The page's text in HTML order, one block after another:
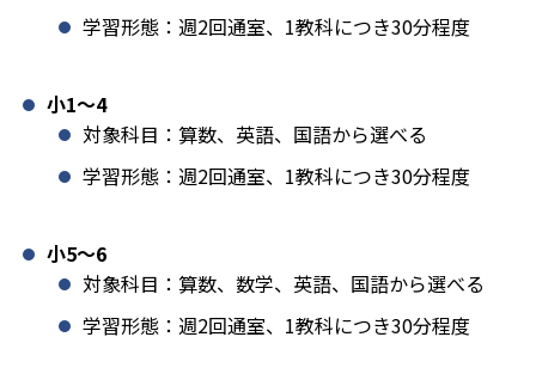
学習形態：週2回通室、1教科につき30分程度
小1️〜4
対象科目：算数、英語、国語から選べる
学習形態：週2回通室、1教科につき30分程度
小5〜6
対象科目：算数、数学、英語、国語から選べる
学習形態：週2回通室、1教科につき30分程度